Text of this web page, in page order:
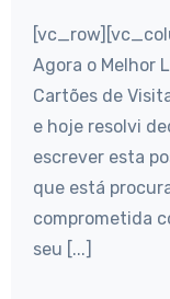
Agora o Melhor
Cartões de
e hoje resolvi
escrever esta
que está
comprometida
seu [...]